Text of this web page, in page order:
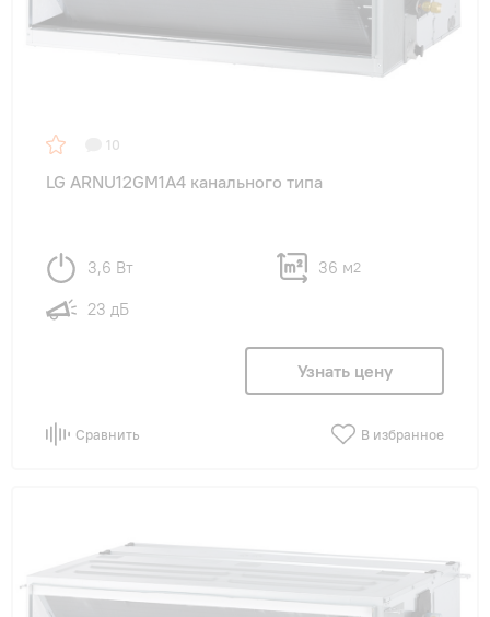
10
LG ARNU12GM1A4 канального типа
3,6 Вт 36 м2
23 дБ
Узнать цену
Сравнить В избранное